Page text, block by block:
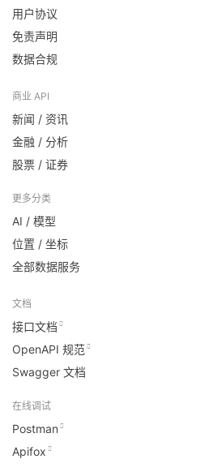
用户协议
免责声明
数据合规
商业 API
新闻 / 资讯
金融 / 分析
股票 / 证券
更多分类
AI / 模型
位置 / 坐标
全部数据服务
文档
接口文档
OpenAPI 规范
Swagger 文档
在线调试
Postman
Apifox